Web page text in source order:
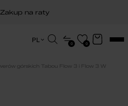
Zakup na raty
gwarancja na ramę
PL
Wyszukiwarka
produktów
0 0
górskich Tabou Flow 3 i Flow 3 W